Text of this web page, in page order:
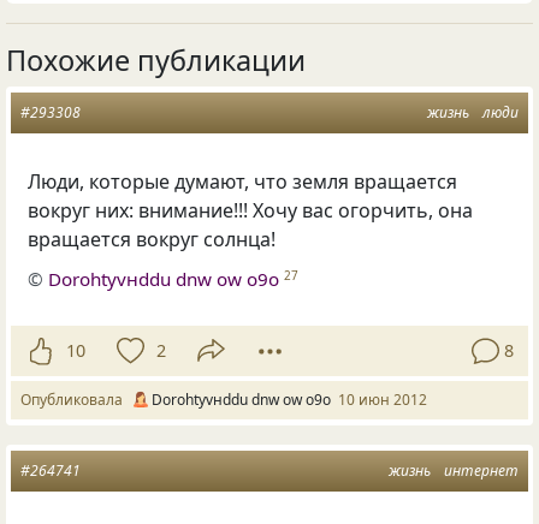
Похожие публикации
жизнь люди
#293308
Люди, которые думают, что земля вращается
вокруг них: внимание!!! Хочу вас огорчить, она
вращается вокруг солнца!
© Dorohtyvнddu dnw оw о9о 27
10 2 8
Опубликовала Dorohtyvнddu dnw оw о9о 10 июн 2012
жизнь интернет
#264741